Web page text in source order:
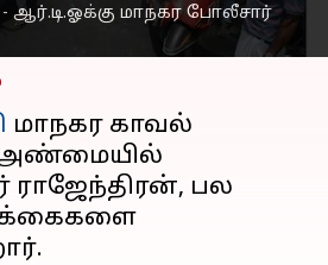
- ஆர்.டி.ஓக்கு மாநகர போலீசார்
16, 2023 02:48 pm
மாநகர காவல்
ராஜேந்திரன், பல